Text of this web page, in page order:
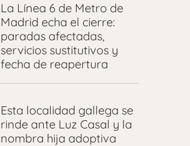
La Línea 6 de Metro de
Madrid echa el cierre:
paradas afectadas,
servicios sustitutivos y
fecha de reapertura
Esta localidad gallega se
rinde ante Luz Casal y la
nombra hija adoptiva